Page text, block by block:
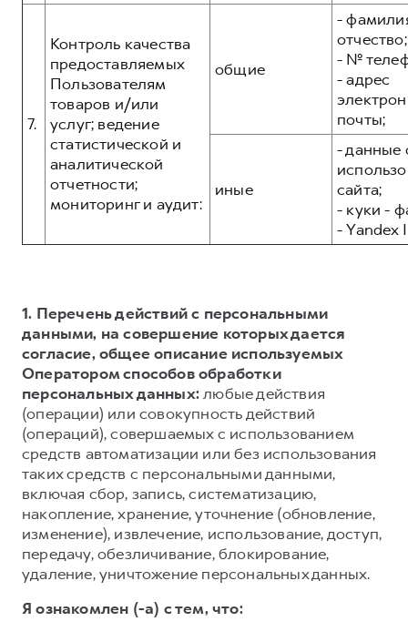
7.
Контроль качества
предоставляемых
Пользователям
товаров и/или
услуг; ведение
статистической и
аналитической
отчетности;
мониторинг и аудит:
общие
-
отчество;
- №
- адрес
почты;
иные
- данные
сайта;
- куки -
- Yandex
1. Перечень действий с персональными
данными, на совершение которых дается
согласие, общее описание используемых
Оператором способов обработки
персональных данных:любые действия
(операции) или совокупность действий
(операций), совершаемых с использованием
средств автоматизации или без использования
таких средств с персональными данными,
включая сбор, запись, систематизацию,
накопление, хранение, уточнение (обновление,
изменение), извлечение, использование, доступ,
передачу, обезличивание, блокирование,
удаление, уничтожение персональных данных.
Я ознакомлен (-а) с тем, что: